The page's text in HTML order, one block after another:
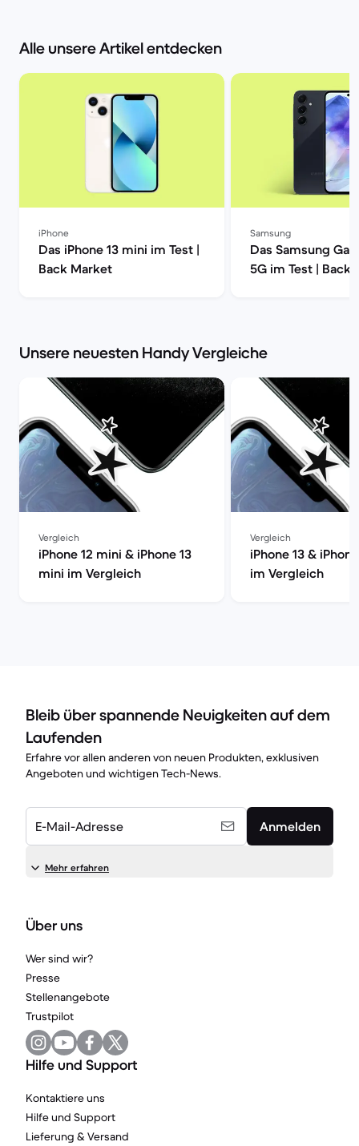
Alle unsere Artikel entdecken
iPhone
Das iPhone 13 mini im Test |
Back Market
Samsung
Das Samsung
5G im Test | Back
Unsere neuesten Handy Vergleiche
Vergleich
iPhone 12 mini & iPhone 13
mini im Vergleich
Vergleich
iPhone 13 &
im Vergleich
Bleib über spannende Neuigkeiten auf dem
Laufenden
Erfahre vor allen anderen von neuen Produkten, exklusiven
Angeboten und wichtigen Tech-News.
E-Mail-Adresse Anmelden
Mehr erfahren
Über uns
Wer sind wir?
Presse
Stellenangebote
Trustpilot
Hilfe und Support
Kontaktiere uns
Hilfe und Support
Lieferung & Versand